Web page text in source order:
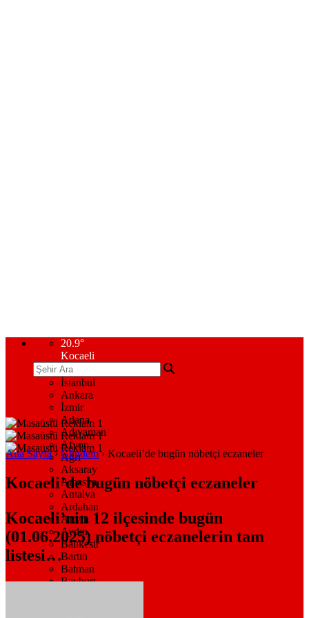
20.9°
Kocaeli
İstanbul
Ankara
İzmir
Adana
Adıyaman
Afyon
Ağrı
Aksaray
Amasya
Antalya
Ardahan
Artvin
Aydın
Balıkesir
Bartın
Batman
Bayburt
Ana Sayfa› Gündem› Kocaeli’de bugün nöbetçi eczaneler
Kocaeli’de bugün nöbetçi eczaneler
Kocaeli’nin 12 ilçesinde bugün
(01.06.2025) nöbetçi eczanelerin tam
listesi…